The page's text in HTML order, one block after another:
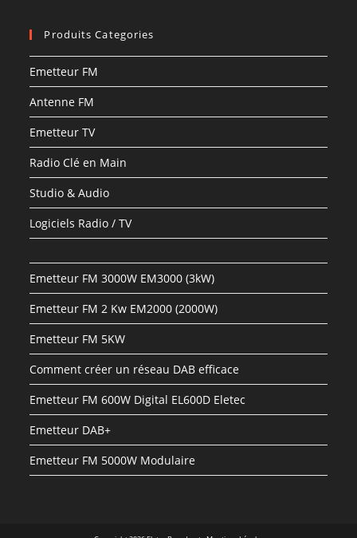
Produits Categories
Emetteur FM
Antenne FM
Emetteur TV
Radio Clé en Main
Studio & Audio
Logiciels Radio / TV
Emetteur FM 3000W EM3000 (3kW)
Emetteur FM 2 Kw EM2000 (2000W)
Emetteur FM 5KW
Comment créer un réseau DAB efficace
Emetteur FM 600W Digital EL600D Eletec
Emetteur DAB+
Emetteur FM 5000W Modulaire